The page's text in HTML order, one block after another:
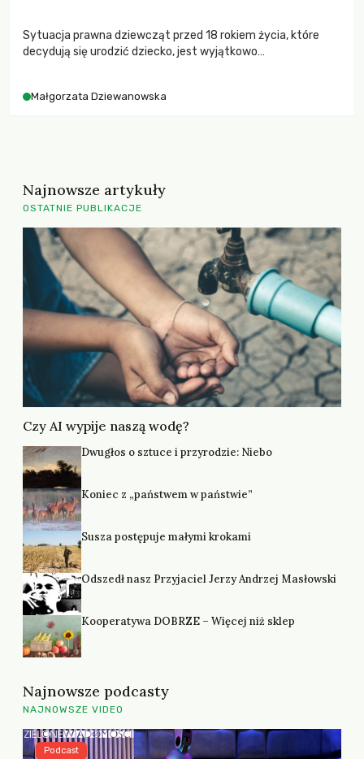
Sytuacja prawna dziewcząt przed 18 rokiem życia, które
decydują się urodzić dziecko, jest wyjątkowo
odpowiedzialności za potomstwo czy korzystania z
Małgorzata Dziewanowska
Najnowsze artykuły
OSTATNIE PUBLIKACJE
Czy AI wypije naszą wodę?
Dwugłos o sztuce i przyrodzie: Niebo
Koniec z „państwem w państwie”
Susza postępuje małymi krokami
Odszedł nasz Przyjaciel Jerzy Andrzej Masłowski
Kooperatywa DOBRZE – Więcej niż sklep
Najnowsze podcasty
NAJNOWSZE VIDEO
Podcast